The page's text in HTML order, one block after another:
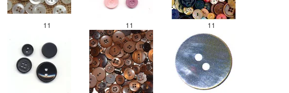
11 11 11